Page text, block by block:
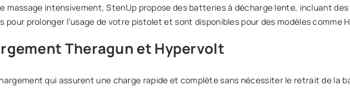
massage intensivement, StenUp propose des batteries à décharge lente, incluant
prolonger l’usage de votre pistolet et sont disponibles pour des modèles comme
Theragun et Hypervolt
qui assurent une charge rapide et complète sans nécessiter le retrait de la